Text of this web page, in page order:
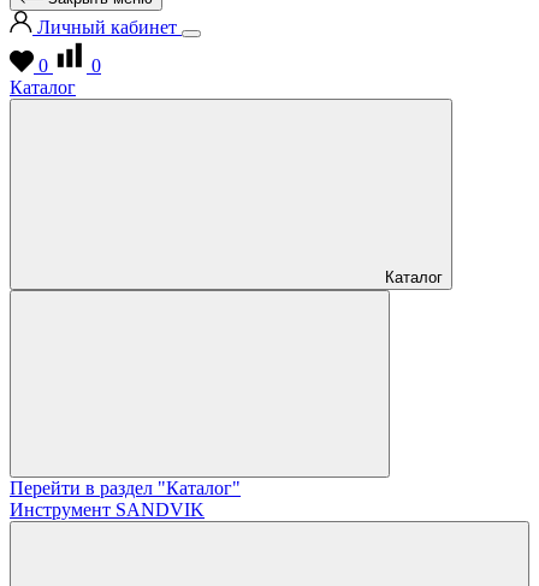
Личный кабинет
0
0
Каталог
Каталог
Перейти в раздел "Каталог"
Инструмент SANDVIK